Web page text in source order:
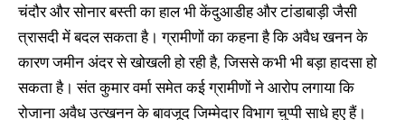
चंदौर और सोनार बस्ती का हाल भी केंदुआडीह और टांडाबाड़ी जैसी
त्रासदी में बदल सकता है। ग्रामीणों का कहना है कि अवैध खनन के
कारण जमीन अंदर से खोखली हो रही है, जिससे कभी भी बड़ा हादसा हो
सकता है। संत कुमार वर्मा समेत कई ग्रामीणों ने आरोप लगाया कि
रोजाना अवैध उत्खनन के बावजूद जिम्मेदार विभाग चुप्पी साधे हुए हैं।